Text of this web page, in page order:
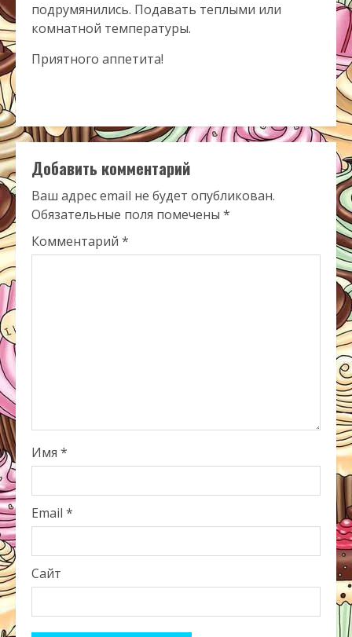
подрумянились. Подавать теплыми или
комнатной температуры.
Приятного аппетита!
Добавить комментарий
Ваш адрес email не будет опубликован.
Обязательные поля помечены *
Комментарий *
Имя *
Email *
Сайт